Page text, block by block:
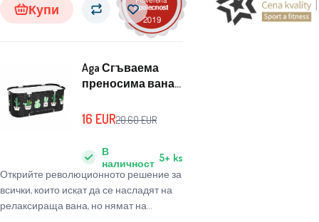
Купи
Aga Сгъваема
преносима вана
Черна
Открийте революционното решение за
всички, които искат да се насладят на
релаксираща вана, но нямат на
В
наличност 5+ ks
16 EUR20.60EUR